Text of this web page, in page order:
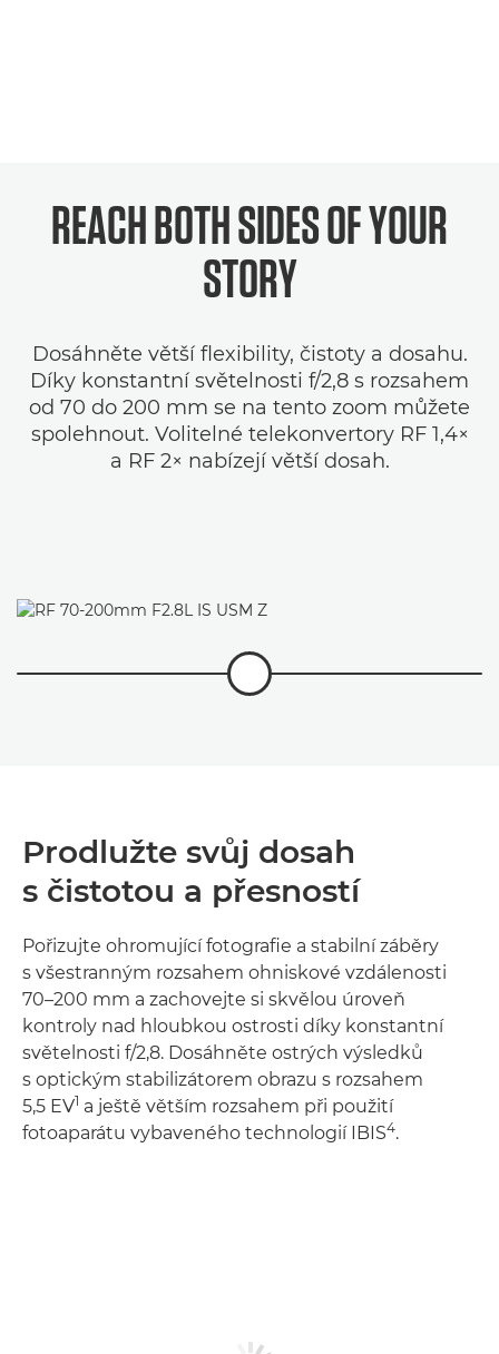
REACH BOTH SIDES OF YOUR
STORY
Dosáhněte větší flexibility, čistoty a dosahu.
Díky konstantní světelnosti f/2,8 s rozsahem
od 70 do 200 mm se na tento zoom můžete
spolehnout. Volitelné telekonvertory RF 1,4×
a RF 2× nabízejí větší dosah.
Prodlužte svůj dosah
s čistotou a přesností
Pořizujte ohromující fotografie a stabilní záběry
s všestranným rozsahem ohniskové vzdálenosti
70–200 mm a zachovejte si skvělou úroveň
kontroly nad hloubkou ostrosti díky konstantní
světelnosti f/2,8. Dosáhněte ostrých výsledků
s optickým stabilizátorem obrazu s rozsahem
5,5 EV1 a ještě větším rozsahem při použití
fotoaparátu vybaveného technologií IBIS4.